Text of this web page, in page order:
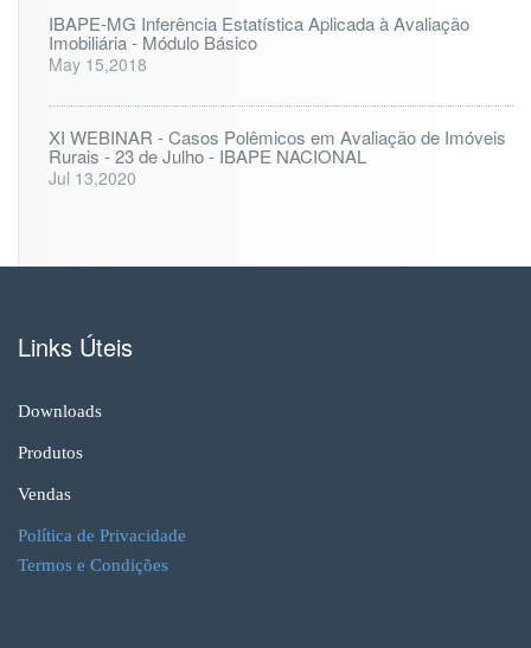
IBAPE-MG Inferência Estatística Aplicada à Avaliação
Imobiliária - Módulo Básico
May 15,2018
XI WEBINAR - Casos Polêmicos em Avaliação de Imóveis
Rurais - 23 de Julho - IBAPE NACIONAL
Jul 13,2020
Links Úteis
Downloads
Produtos
Vendas
Política de Privacidade
Termos e Condições